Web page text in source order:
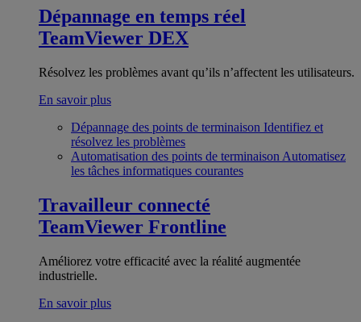
Dépannage en temps réel
TeamViewer DEX
Résolvez les problèmes avant qu’ils n’affectent les utilisateurs.
En savoir plus
Dépannage des points de terminaison Identifiez et
résolvez les problèmes
Automatisation des points de terminaison Automatisez
les tâches informatiques courantes
Travailleur connecté
TeamViewer Frontline
Améliorez votre efficacité avec la réalité augmentée
industrielle.
En savoir plus